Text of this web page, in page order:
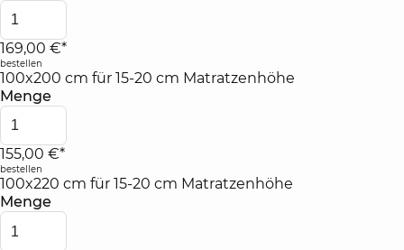
169,00 €*
bestellen
100x200 cm für 15-20 cm Matratzenhöhe
Menge
155,00 €*
bestellen
100x220 cm für 15-20 cm Matratzenhöhe
Menge